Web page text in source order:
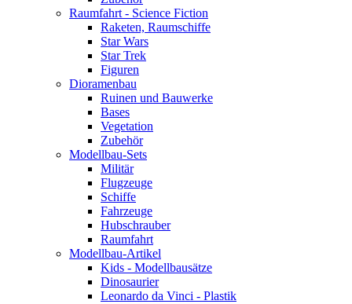
Raumfahrt - Science Fiction
Raketen, Raumschiffe
Star Wars
Star Trek
Figuren
Dioramenbau
Ruinen und Bauwerke
Bases
Vegetation
Zubehör
Modellbau-Sets
Militär
Flugzeuge
Schiffe
Fahrzeuge
Hubschrauber
Raumfahrt
Modellbau-Artikel
Kids - Modellbausätze
Dinosaurier
Leonardo da Vinci - Plastik